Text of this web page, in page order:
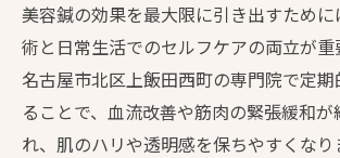
美容鍼の効果を最大限に引き出すため
術と日常生活でのセルフケアの両立が重
名古屋市北区上飯田西町の専門院で定
ることで、血流改善や筋肉の緊張緩和が
れ、肌のハリや透明感を保ちやすくなり